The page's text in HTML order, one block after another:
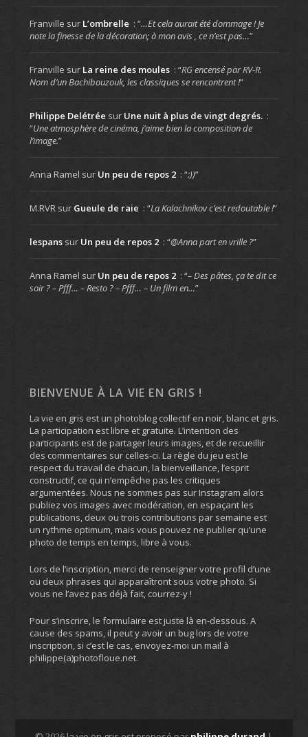
Franville sur L’ombrelle : “…Et cela aurait été dommage ! Je
note la finesse de la décoration; à mon avis , ce n’est pas…”
Franville sur La reine des moules : “RG encensé par RV-R.
Nom d’un Bachibouzouk, les classiques se rencontrent !”
Philippe Delétrée sur Une nuit à plus de vingt degrés. :
“Une atmosphère de cinéma, j’aime bien la composition de
l’image.”
Anna Ramel sur Un peu de repos 2 : “:))”
M.RVRsur Gueule de raie : “La Kalachnikov c’est redoutable !”
lespanssur Un peu de repos 2 : “@Anna part en vrille ?”
Anna Ramel sur Un peu de repos 2 : “– Des pâtes, ça te dit ce
soir ? – Pfff… – Resto ? – Pfff… – Un film en…”
BIENVENUE À LA VIE EN GRIS !
La vie en gris est un photoblog collectif en noir, blanc et gris.
La participation est libre et gratuite. L’intention des
participants est de partager leurs images, et de recueillir
des commentaires sur celles-ci. La règle du jeu est le
respect du travail de chacun, la bienveillance, l’esprit
constructif, ce qui n’empêche pas les critiques
argumentées. Nous ne sommes pas sur Instagram alors
publiez vos images avec modération, en espaçant les
publications, deux ou trois contributions par semaine est
un rythme optimum, mais vous pouvez ne publier qu’une
photo de temps en temps, libre à vous.
Lors de l’inscription, merci de renseigner votre profil d’une
ou deux phrases qui apparaîtront sous votre photo. Si
vous ne l’avez pas déjà fait, courrez-y !
Pour s’inscrire, le formulaire est juste là en-dessous. A
cause des spams, il peut y avoir un bug lors de votre
inscription, si c’est le cas, envoyez-moi un mail à
philippe(a)photofloue.net.